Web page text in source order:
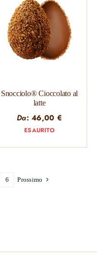
Snocciolo® Cioccolato al
latte
Da:46,00 €
ESAURITO
6 Prossimo